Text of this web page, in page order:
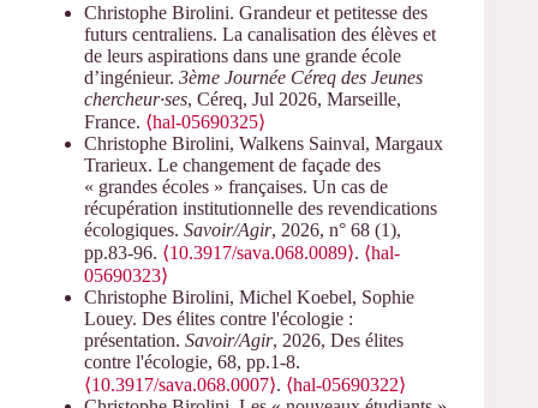
Christophe Birolini. Grandeur et petitesse des
futurs centraliens. La canalisation des élèves et
de leurs aspirations dans une grande école
d’ingénieur. 3ème Journée Céreq des Jeunes
chercheur·ses, Céreq, Jul 2026, Marseille,
France. ⟨hal-05690325⟩
Christophe Birolini, Walkens Sainval, Margaux
Trarieux. Le changement de façade des
« grandes écoles » françaises. Un cas de
récupération institutionnelle des revendications
écologiques. Savoir/Agir, 2026, n° 68 (1),
pp.83-96. ⟨10.3917/sava.068.0089⟩. ⟨hal-
05690323⟩
Christophe Birolini, Michel Koebel, Sophie
Louey. Des élites contre l'écologie :
présentation. Savoir/Agir, 2026, Des élites
contre l'écologie, 68, pp.1-8.
⟨10.3917/sava.068.0007⟩. ⟨hal-05690322⟩